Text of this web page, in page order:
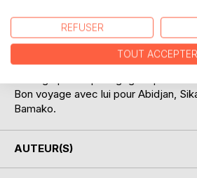
Siaka Traoré, bien connu sous le
Bamako témoigne dans ce récit du
depuis son enfance et qui l'a conduit
Bon voyage avec lui pour Abidjan,
Bamako.
AUTEUR(S)
REFUSER
TOUT ACCEPTER